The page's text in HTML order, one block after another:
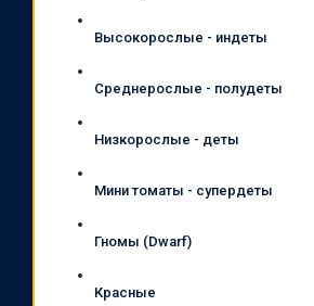
Высокорослые - индеты
Среднерослые - полудеты
Низкорослые - деты
Мини томаты - супердеты
Гномы (Dwarf)
Красные